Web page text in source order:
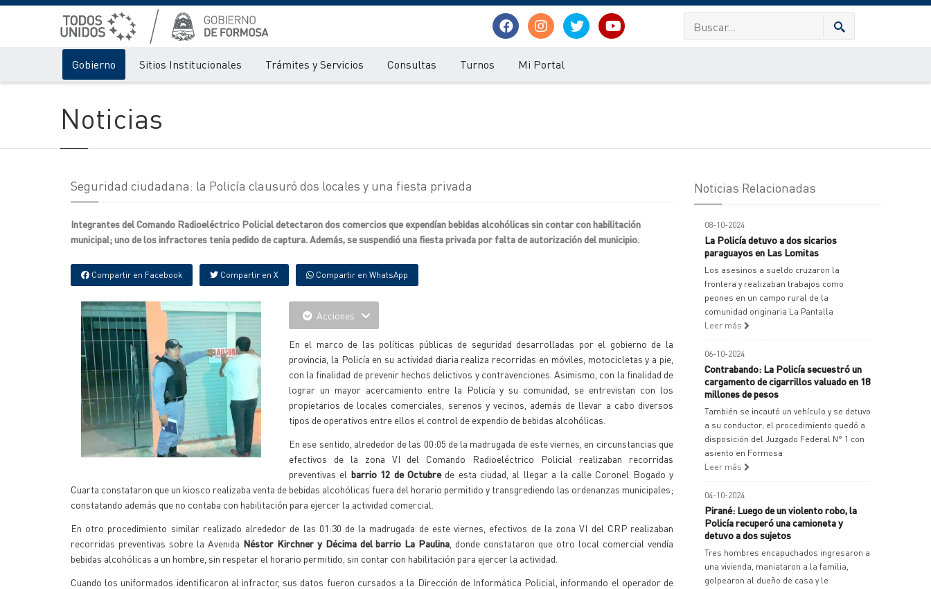
Gobierno Sitios Institucionales Trámites y Servicios Consultas Turnos Mi Portal
Noticias
Seguridad ciudadana: la Policía clausuró dos locales y una fiesta privada
Integrantes del Comando Radioeléctrico Policial detectaron dos comercios que expendían bebidas alcohólicas sin contar con habilitación
municipal; uno de los infractores tenia pedido de captura. Además, se suspendió una fiesta privada por falta de autorización del municipio.
Compartir en Facebook Compartir en X Compartir en WhatsApp
Acciones
En el marco de las políticas públicas de seguridad desarrolladas por el gobierno de la
provincia, la Policía en su actividad diaria realiza recorridas en móviles, motocicletas y a pie,
con la finalidad de prevenir hechos delictivos y contravenciones. Asimismo, con la finalidad de
lograr un mayor acercamiento entre la Policía y su comunidad, se entrevistan con los
propietarios de locales comerciales, serenos y vecinos, además de llevar a cabo diversos
tipos de operativos entre ellos el control de expendio de bebidas alcohólicas.
En ese sentido, alrededor de las 00:05 de la madrugada de este viernes, en circunstancias que
efectivos de la zona VI del Comando Radioeléctrico Policial realizaban recorridas
preventivas el barrio 12 de Octubrede esta ciudad, al llegar a la calle Coronel Bogado y
Cuarta constataron que un kiosco realizaba venta de bebidas alcohólicas fuera del horario permitido y transgrediendo las ordenanzas municipales;
constatando además que no contaba con habilitación para ejercer la actividad comercial.
En otro procedimiento similar realizado alrededor de las 01:30 de la madrugada de este viernes, efectivos de la zona VI del CRP realizaban
recorridas preventivas sobre la Avenida Néstor Kirchner y Décima del barrio La Paulina , donde constataron que otro local comercial vendía
bebidas alcohólicas a un hombre, sin respetar el horario permitido, sin contar con habilitación para ejercer la actividad.
Cuando los uniformados identificaron al infractor, sus datos fueron cursados a la Dirección de Informática Policial, informando el operador de
Noticias Relacionadas
08-10-2024
La Policía detuvo a dos sicarios
paraguayos en Las Lomitas
Los asesinos a sueldo cruzaron la
frontera y realizaban trabajos como
peones en un campo rural de la
comunidad originaria La Pantalla
Leer más
06-10-2024
Contrabando: La Policía secuestró un
cargamento de cigarrillos valuado en 18
millones de pesos
También se incautó un vehículo y se detuvo
a su conductor; el procedimiento quedó a
disposición del Juzgado Federal N° 1 con
asiento en Formosa
Leer más
04-10-2024
Pirané: Luego de un violento robo, la
Policía recuperó una camioneta y
detuvo a dos sujetos
Tres hombres encapuchados ingresaron a
una vivienda, maniataron a la familia,
golpearon al dueño de casa y le